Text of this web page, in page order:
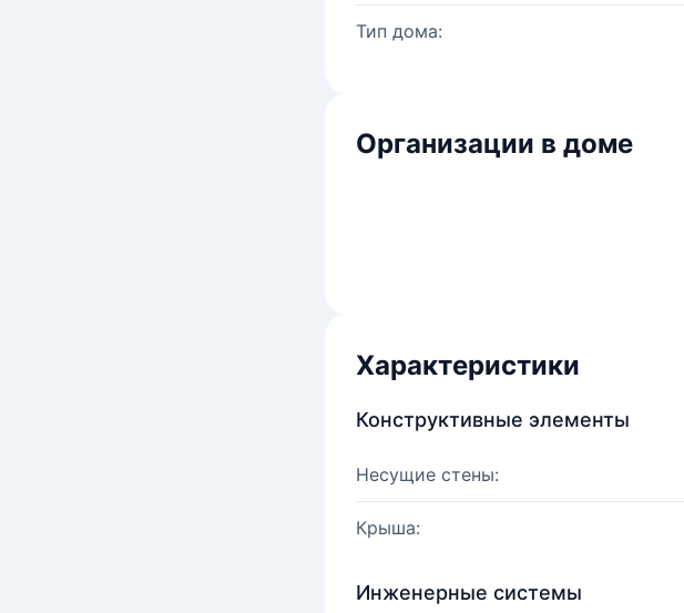
Тип дома:
Организации в доме
Характеристики
Конструктивные элементы
Несущие стены:
Крыша:
Инженерные системы